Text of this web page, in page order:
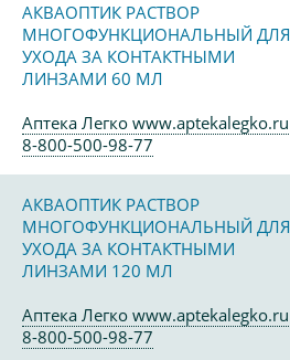
АКВАОПТИК РАСТВОР
МНОГОФУНКЦИОНАЛЬНЫЙ ДЛЯ
УХОДА ЗА КОНТАКТНЫМИ
ЛИНЗАМИ 60 МЛ
Аптека Легко www.aptekalegko.ru
8-800-500-98-77
АКВАОПТИК РАСТВОР
МНОГОФУНКЦИОНАЛЬНЫЙ ДЛЯ
УХОДА ЗА КОНТАКТНЫМИ
ЛИНЗАМИ 120 МЛ
Аптека Легко www.aptekalegko.ru
8-800-500-98-77